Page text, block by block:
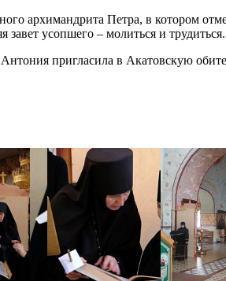
архимандрита Петра, в котором
усопшего – молиться и трудиться.
пригласила в Акатовскую